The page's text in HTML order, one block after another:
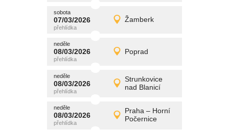
sobota
07/03/2026 Žamberk
sobota
07/03/2026 Detail
promítání
neděle
08/03/2026 Poprad
neděle
08/03/2026 Detail
promítání
neděle
08/03/2026
Strunkovice
nad Blanicí
neděle
08/03/2026 Detail
promítání
neděle
08/03/2026
Praha – Horní
Počernice
neděle
08/03/2026 Detail
promítání